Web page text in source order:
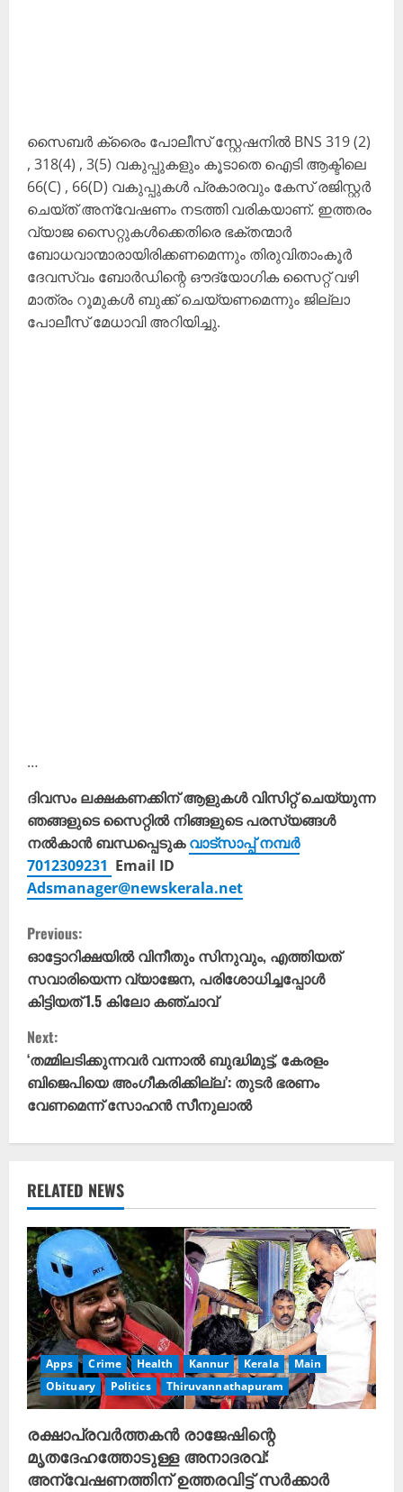
സൈബർ ക്രൈം പോലീസ് സ്റ്റേഷനിൽ BNS 319 (2)
, 318(4) , 3(5) വകുപ്പുകളും കൂടാതെ ഐടി ആക്ടിലെ
66(C) , 66(D) വകുപ്പുകൾ പ്രകാരവും കേസ് രജിസ്റ്റർ
ചെയ്ത് അന്വേഷണം നടത്തി വരികയാണ്. ഇത്തരം
വ്യാജ സൈറ്റുകൾക്കെതിരെ ഭക്തന്മാർ
ബോധവാന്മാരായിരിക്കണമെന്നും തിരുവിതാംകൂർ
ദേവസ്വം ബോർഡിന്റെ ഔദ്യോഗിക സൈറ്റ് വഴി
മാത്രം റൂമുകൾ ബുക്ക് ചെയ്യണമെന്നും ജില്ലാ
പോലീസ് മേധാവി അറിയിച്ചു.
…
ദിവസം ലക്ഷകണക്കിന് ആളുകൾ വിസിറ്റ് ചെയ്യുന്ന
ഞങ്ങളുടെ സൈറ്റിൽ നിങ്ങളുടെ പരസ്യങ്ങൾ
നൽകാൻ ബന്ധപ്പെടുകവാട്സാപ്പ് നമ്പർ
7012309231 Email ID
Adsmanager@newskerala.net
C
o
n
t
i
n
u
e
R
e
a
d
i
n
g
Previous:
ഓട്ടോറിക്ഷയിൽ വിനീതും സിനുവും, എത്തിയത്
സവാരിയെന്ന വ്യാജേന, പരിശോധിച്ചപ്പോൾ
കിട്ടിയത് 1.5 കിലോ കഞ്ചാവ്
Next:
‘തമ്മിലടിക്കുന്നവർ വന്നാൽ ബുദ്ധിമുട്ട്, കേരളം
ബിജെപിയെ അം​ഗീകരിക്കില്ല’: തുടർ ഭരണം
വേണമെന്ന് സോഹൻ സീനുലാൽ
RELATED NEWS
Apps Crime Health Kannur Kerala
Main
Obituary
Politics Thiruvannathapuram
രക്ഷാപ്രവർത്തകൻ രാജേഷിന്റെ
മൃതദേഹത്തോടുള്ള അനാദരവ്:
അന്വേഷണത്തിന് ഉത്തരവിട്ട് സർക്കാർ